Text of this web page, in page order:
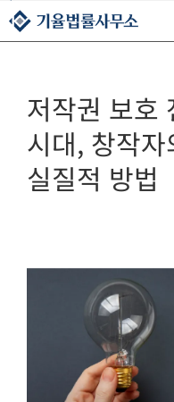
콘텐츠로
건너뛰기
저작권 보호
시대, 창작
실질적 방법